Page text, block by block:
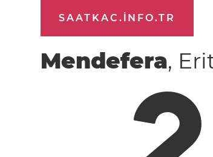
SAATKAC.INFO.TR
Mendefera,